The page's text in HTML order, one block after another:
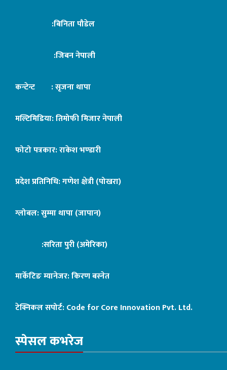
:बिनिता पौडेल
:जिबन नेपाली
कन्टेन्ट : सृजना थापा
मल्टिमिडिया: तिमोफी मिजार नेपाली
फोटो पत्रकार: राकेश भण्डारी
प्रदेश प्रतिनिधि: गणेश क्षेत्री (पोखरा)
ग्लोबल: सुम्मा थापा (जापान)
:सरिता पुरी (अमेरिका)
मार्केटिङ म्यानेजर: किरण बस्नेत
टेक्निकल सपोर्ट:Code for Core Innovation Pvt. Ltd.
स्पेसल कभरेज